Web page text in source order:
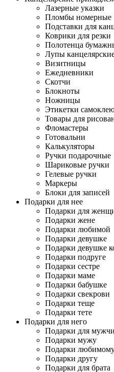
Лазерные указки
Пломбы номерные
Подставки для
Коврики для резки
Полотенца
Лупы
Визитницы
Ежедневники
Скотчи
Блокноты
Ножницы
Этикетки
Товары для
Фломастеры
Готовальни
Калькуляторы
Ручки подарочные
Шариковые ручки
Гелевые ручки
Маркеры
Блоки для записей
Подарки для нее
Подарки для
Подарки жене
Подарки любимой
Подарки девушке
Подарки девушке
Подарки подруге
Подарки сестре
Подарки маме
Подарки бабушке
Подарки свекрови
Подарки теще
Подарки тете
Подарки для него
Подарки для
Подарки мужу
Подарки
Подарки другу
Подарки для брата